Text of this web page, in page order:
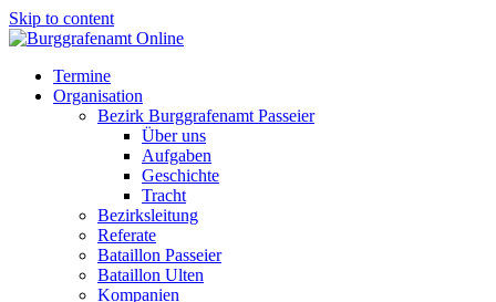
Skip to content
Termine
Organisation
Bezirk Burggrafenamt Passeier
Über uns
Aufgaben
Geschichte
Tracht
Bezirksleitung
Referate
Bataillon Passeier
Bataillon Ulten
Kompanien